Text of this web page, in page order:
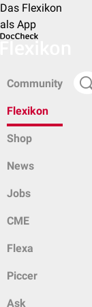
Das Flexikon
als App
Community
Flexikon
Shop
News
Jobs
CME
Flexa
Piccer
Ask